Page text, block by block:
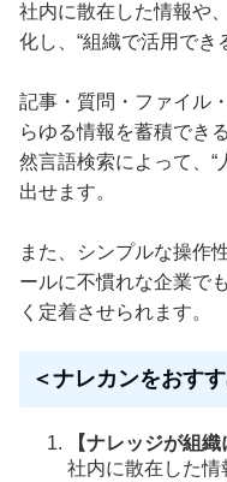
社内に散在した情報や
化し、“組織で活用でき
記事・質問・ファイル
らゆる情報を蓄積でき
然言語検索によって、“
出せます。
また、シンプルな操作
ールに不慣れな企業で
く定着させられます。
＜ナレカンをおす
【ナレッジが組織
社内に散在した情